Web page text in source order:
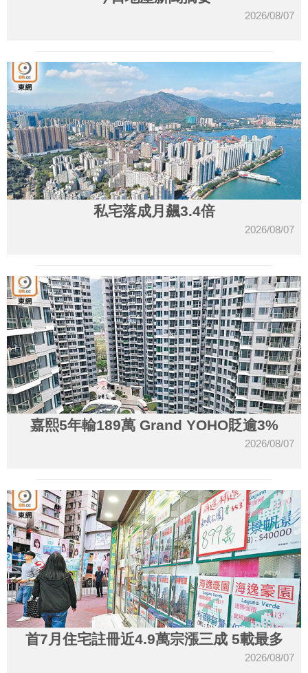
2026/08/07
私宅落成月飆3.4倍
2026/08/07
嘉熙5年輸189萬 Grand YOHO貶逾3%
2026/08/07
首7月住宅註冊近4.9萬宗漲三成 5載最多
2026/08/07